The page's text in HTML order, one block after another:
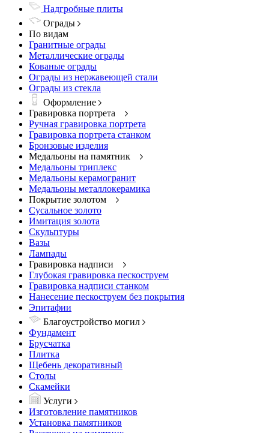
Надгробные плиты
Ограды
По видам
Гранитные ограды
Металлические ограды
Кованые ограды
Ограды из нержавеющей стали
Ограды из стекла
Оформление
Гравировка портрета
Ручная гравировка портрета
Гравировка портрета станком
Бронзовые изделия
Медальоны на памятник
Медальоны триплекс
Медальоны керамогранит
Медальоны металлокерамика
Покрытие золотом
Сусальное золото
Имитация золота
Скульптуры
Вазы
Лампады
Гравировка надписи
Глубокая гравировка пескоструем
Гравировка надписи станком
Нанесение пескоструем без покрытия
Эпитафии
Благоустройство могил
Фундамент
Брусчатка
Плитка
Щебень декоративный
Столы
Скамейки
Услуги
Изготовление памятников
Установка памятников